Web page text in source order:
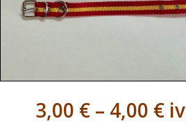
3,00 €– 4,00 €